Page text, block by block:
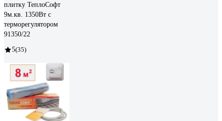
плитку ТеплоСофт
9м.кв. 1350Вт с
терморегулятором
91350/22
5(35)